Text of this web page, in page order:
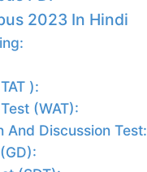
2023 In Hindi
):
(WAT):
And Discussion Test: